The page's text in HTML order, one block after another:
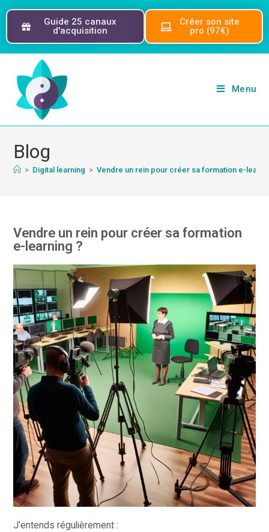
Guide 25 canaux
d'acquisition
Créer son site
pro (97€)
Menu
Blog
> Digital learning > Vendre un rein pour créer sa formation e-
Vendre un rein pour créer sa formation
e-learning ?
J’entends régulièrement :